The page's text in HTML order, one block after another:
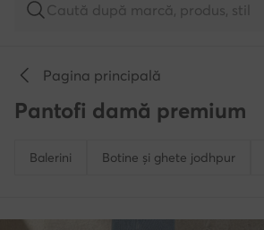
Caută după marcă, produs, stil
Pagina principală
Pantofi damă premium
Balerini Botine și ghete jodhpur